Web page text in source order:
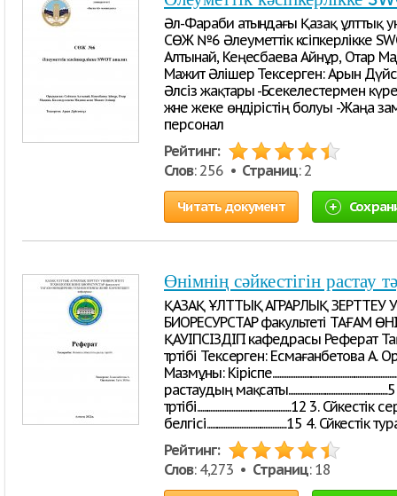
Әл-Фараби атындағы Қазақ ұлттық
СӨЖ №6 Әлеуметтік кәсіпкерлікке
Алтынай, Кеңесбаева Айнұр, Отар
Мажит Әлішер Тексерген: Арын
Әлсіз жақтары -Бәсекелестермен
және жеке өндірістің болуы -Жаңа
персонал
Рейтинг:
Слов: 256 • Страниц: 2
Читать документ
Өнімнің сәйкестігін растау
ҚАЗАҚ ҰЛТТЫҚ АГРАРЛЫҚ ЗЕРТТЕУ
БИОРЕСУРСТАР факультеті ТАҒАМ
ҚАУІПСІЗДІГІ кафедрасы Реферат
тәртібі Тексерген: Есмағанбетова
Мазмұны:
растаудың
тәртібі......................................................12 3.
белгісі..............................................15 4. Сәйкестік
Рейтинг:
Слов: 4,273 • Страниц: 18